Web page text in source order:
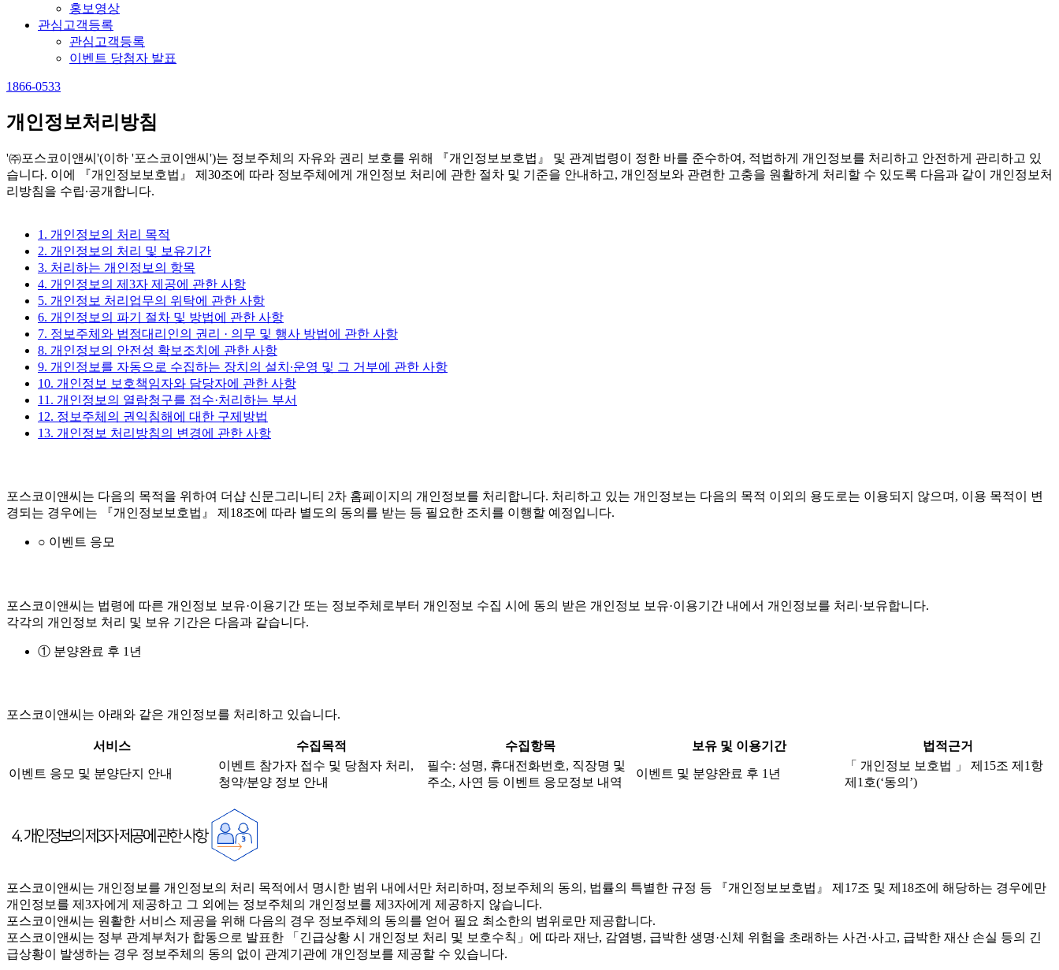
홍보영상
관심고객등록
관심고객등록
이벤트 당첨자 발표
1866-0533
개인정보처리방침
'㈜포스코이앤씨'(이하 '포스코이앤씨')는 정보주체의 자유와 권리 보호를 위해 『개인정보보호법』 및 관계법령이 정한 바를 준수하여, 적법하게 개인정보를 처리하고 안전하게 관리하고 있
습니다. 이에 『개인정보보호법』 제30조에 따라 정보주체에게 개인정보 처리에 관한 절차 및 기준을 안내하고, 개인정보와 관련한 고충을 원활하게 처리할 수 있도록 다음과 같이 개인정보처
리방침을 수립∙공개합니다.
1. 개인정보의 처리 목적
2. 개인정보의 처리 및 보유기간
3. 처리하는 개인정보의 항목
4. 개인정보의 제3자 제공에 관한 사항
5. 개인정보 처리업무의 위탁에 관한 사항
6. 개인정보의 파기 절차 및 방법에 관한 사항
7. 정보주체와 법정대리인의 권리 · 의무 및 행사 방법에 관한 사항
8. 개인정보의 안전성 확보조치에 관한 사항
9. 개인정보를 자동으로 수집하는 장치의 설치∙운영 및 그 거부에 관한 사항
10. 개인정보 보호책임자와 담당자에 관한 사항
11. 개인정보의 열람청구를 접수·처리하는 부서
12. 정보주체의 권익침해에 대한 구제방법
13. 개인정보 처리방침의 변경에 관한 사항
포스코이앤씨는 다음의 목적을 위하여 더샵 신문그리니티 2차 홈페이지의 개인정보를 처리합니다. 처리하고 있는 개인정보는 다음의 목적 이외의 용도로는 이용되지 않으며, 이용 목적이 변
경되는 경우에는 『개인정보보호법』 제18조에 따라 별도의 동의를 받는 등 필요한 조치를 이행할 예정입니다.
○ 이벤트 응모
포스코이앤씨는 법령에 따른 개인정보 보유·이용기간 또는 정보주체로부터 개인정보 수집 시에 동의 받은 개인정보 보유·이용기간 내에서 개인정보를 처리·보유합니다.
각각의 개인정보 처리 및 보유 기간은 다음과 같습니다.
① 분양완료 후 1년
포스코이앤씨는 아래와 같은 개인정보를 처리하고 있습니다.
서비스 수집목적 수집항목 보유 및 이용기간 법적근거
이벤트 응모 및 분양단지 안내
이벤트 참가자 접수 및 당첨자 처리,
청약/분양 정보 안내
필수: 성명, 휴대전화번호, 직장명 및
주소, 사연 등 이벤트 응모정보 내역
이벤트 및 분양완료 후 1년
「 개인정보 보호법 」 제15조 제1항
제1호(‘동의’)
포스코이앤씨는 개인정보를 개인정보의 처리 목적에서 명시한 범위 내에서만 처리하며, 정보주체의 동의, 법률의 특별한 규정 등 『개인정보보호법』 제17조 및 제18조에 해당하는 경우에만
개인정보를 제3자에게 제공하고 그 외에는 정보주체의 개인정보를 제3자에게 제공하지 않습니다.
포스코이앤씨는 원활한 서비스 제공을 위해 다음의 경우 정보주체의 동의를 얻어 필요 최소한의 범위로만 제공합니다.
포스코이앤씨는 정부 관계부처가 합동으로 발표한 「긴급상황 시 개인정보 처리 및 보호수칙」에 따라 재난, 감염병, 급박한 생명·신체 위험을 초래하는 사건·사고, 급박한 재산 손실 등의 긴
급상황이 발생하는 경우 정보주체의 동의 없이 관계기관에 개인정보를 제공할 수 있습니다.